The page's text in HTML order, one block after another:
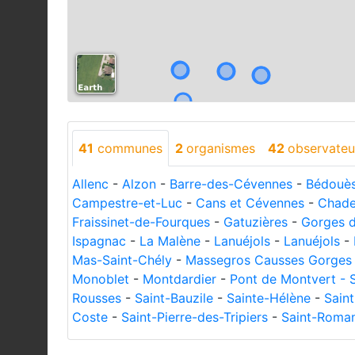
41 communes 2 organismes 42
Allenc - Alzon - Barre-des-Cévennes -
Campestre-et-Luc - Cans et Cévennes -
Fraissinet-de-Fourques - Gatuzières - Gorges
Ispagnac - La Malène - Lanuéjols - Lanuéjols -
Mas-Saint-Chély - Massegros Causses Gorges
Monoblet - Montdardier - Pont de Montvert -
Rousses - Saint-Bauzile - Sainte-Hélène -
Coste - Saint-Pierre-des-Tripiers - Saint-